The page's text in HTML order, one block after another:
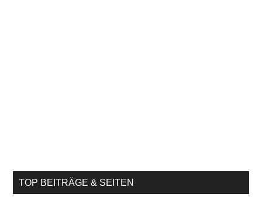
TOP BEITRÄGE & SEITEN